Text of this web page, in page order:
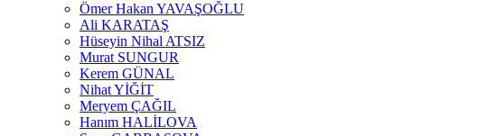
Ömer Hakan YAVAŞOĞLU
Ali KARATAŞ
Hüseyin Nihal ATSIZ
Murat SUNGUR
Kerem GÜNAL
Nihat YİĞİT
Meryem ÇAĞIL
Hanım HALİLOVA